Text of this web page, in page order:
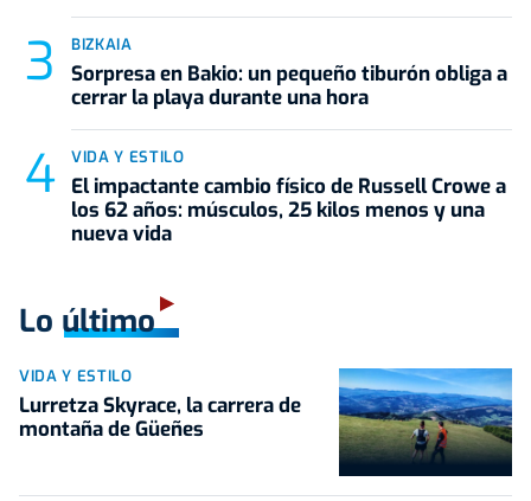
BIZKAIA
Sorpresa en Bakio: un pequeño tiburón obliga a
cerrar la playa durante una hora
VIDA Y ESTILO
El impactante cambio físico de Russell Crowe a
los 62 años: músculos, 25 kilos menos y una
nueva vida
Lo último
VIDA Y ESTILO
Lurretza Skyrace, la carrera de
montaña de Güeñes